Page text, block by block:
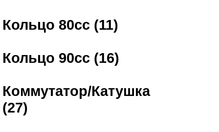
Кольцо 80сс (11)
Кольцо 90сс (16)
Коммутатор/Катушка
(27)